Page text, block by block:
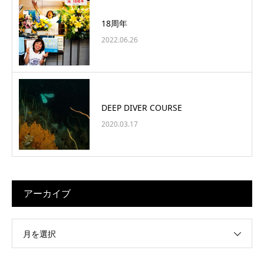
18周年
2022.06.26
DEEP DIVER COURSE
2020.03.17
アーカイブ
月を選択